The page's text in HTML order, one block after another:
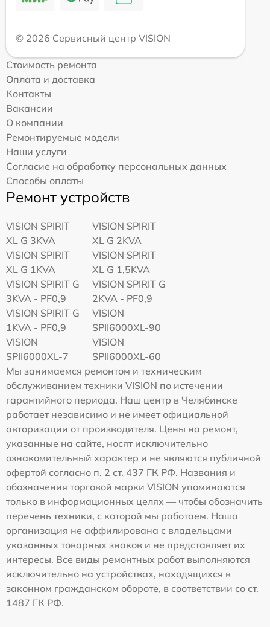
© 2026 Сервисный центр VISION
Стоимость ремонта
Оплата и доставка
Контакты
Вакансии
О компании
Ремонтируемые модели
Наши услуги
Согласие на обработку персональных данных
Способы оплаты
Ремонт устройств
VISION SPIRIT
XL G 3KVA
VISION SPIRIT
XL G 2KVA
VISION SPIRIT
XL G 1KVA
VISION SPIRIT
XL G 1,5KVA
VISION SPIRIT G
3KVA - PF0,9
VISION SPIRIT G
2KVA - PF0,9
VISION SPIRIT G
1KVA - PF0,9
VISION
SPII6000XL-90
VISION
SPII6000XL-7
VISION
SPII6000XL-60
Мы занимаемся ремонтом и техническим
обслуживанием техники VISION по истечении
гарантийного периода. Наш центр в Челябинске
работает независимо и не имеет официальной
авторизации от производителя. Цены на ремонт,
указанные на сайте, носят исключительно
ознакомительный характер и не являются публичной
офертой согласно п. 2 ст. 437 ГК РФ. Названия и
обозначения торговой марки VISION упоминаются
только в информационных целях — чтобы обозначить
перечень техники, с которой мы работаем. Наша
организация не аффилирована с владельцами
указанных товарных знаков и не представляет их
интересы. Все виды ремонтных работ выполняются
исключительно на устройствах, находящихся в
законном гражданском обороте, в соответствии со ст.
1487 ГК РФ.